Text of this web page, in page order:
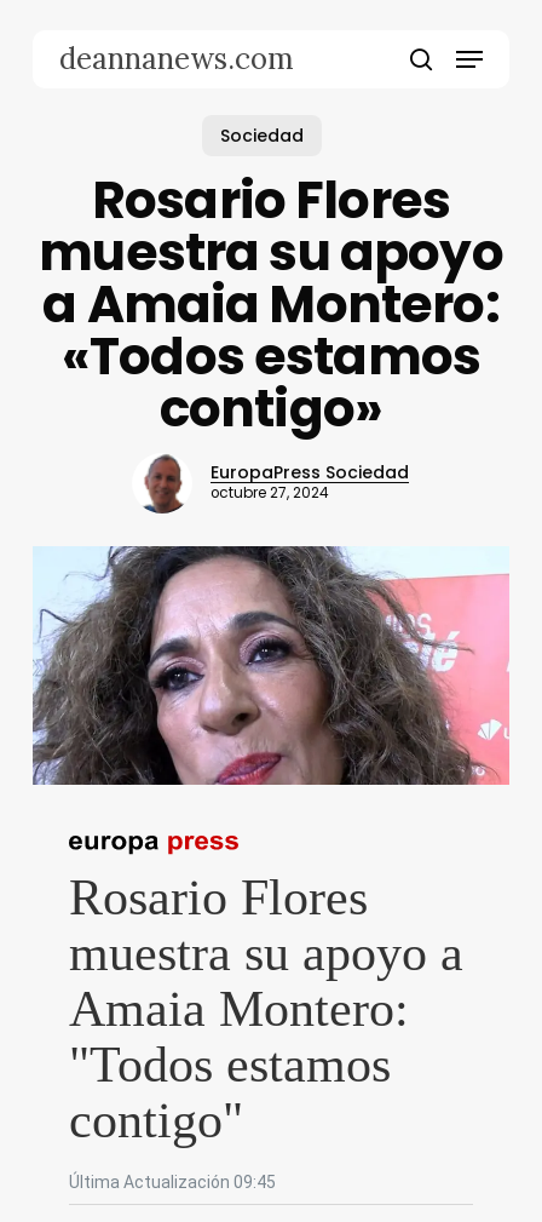
deannanews.com Menu
Sociedad
Rosario Flores
muestra su apoyo
a Amaia Montero:
«Todos estamos
contigo»
EuropaPress Sociedad
octubre 27, 2024